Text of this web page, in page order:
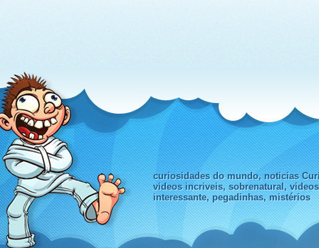
curiosidades do mundo, noticias
videos incriveis, sobrenatural,
interessante, pegadinhas, mistérios